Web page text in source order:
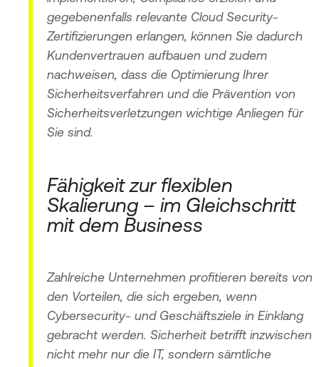
gegebenenfalls relevante Cloud Security-
Zertifizierungen erlangen, können Sie dadurch
Kundenvertrauen aufbauen und zudem
nachweisen, dass die Optimierung Ihrer
Sicherheitsverfahren und die Prävention von
Sicherheitsverletzungen wichtige Anliegen für
Sie sind.
Fähigkeit zur flexiblen
Skalierung – im Gleichschritt
mit dem Business
Zahlreiche Unternehmen profitieren bereits von
den Vorteilen, die sich ergeben, wenn
Cybersecurity- und Geschäftsziele in Einklang
gebracht werden. Sicherheit betrifft inzwischen
nicht mehr nur die IT, sondern sämtliche